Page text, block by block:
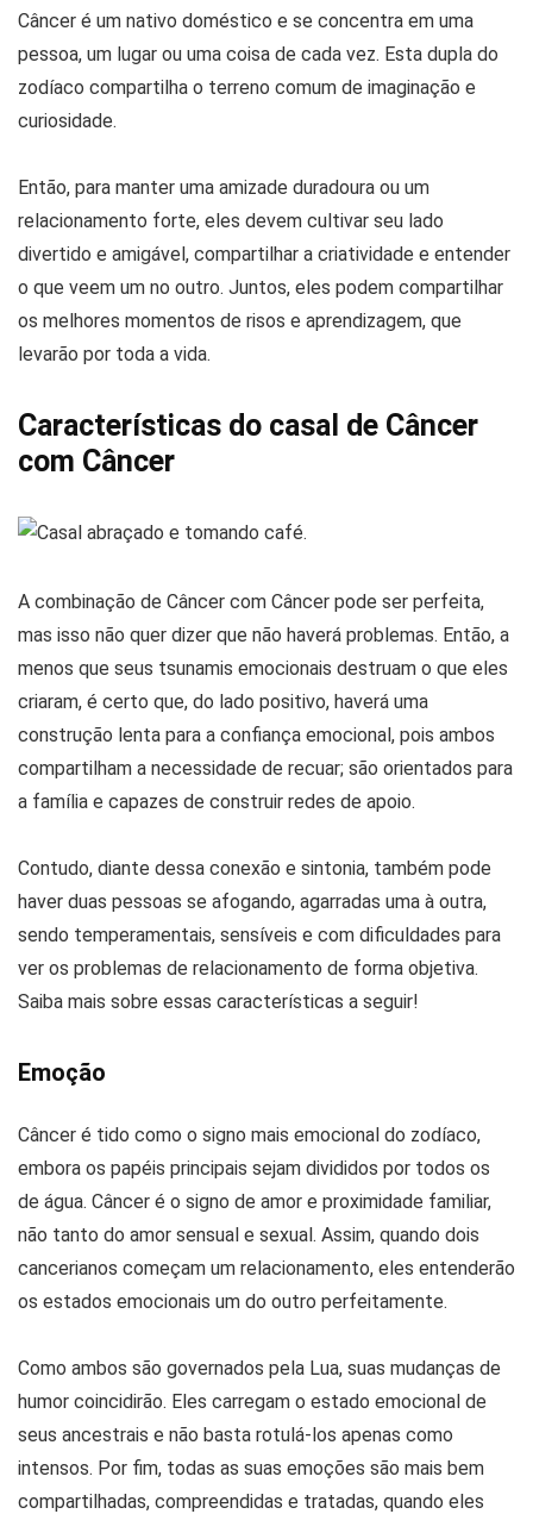
Câncer é um nativo doméstico e se concentra em uma
pessoa, um lugar ou uma coisa de cada vez. Esta dupla do
zodíaco compartilha o terreno comum de imaginação e
curiosidade.
Então, para manter uma amizade duradoura ou um
relacionamento forte, eles devem cultivar seu lado
divertido e amigável, compartilhar a criatividade e entender
o que veem um no outro. Juntos, eles podem compartilhar
os melhores momentos de risos e aprendizagem, que
levarão por toda a vida.
Características do casal de Câncer
com Câncer
A combinação de Câncer com Câncer pode ser perfeita,
mas isso não quer dizer que não haverá problemas. Então, a
menos que seus tsunamis emocionais destruam o que eles
criaram, é certo que, do lado positivo, haverá uma
construção lenta para a confiança emocional, pois ambos
compartilham a necessidade de recuar; são orientados para
a família e capazes de construir redes de apoio.
Contudo, diante dessa conexão e sintonia, também pode
haver duas pessoas se afogando, agarradas uma à outra,
sendo temperamentais, sensíveis e com dificuldades para
ver os problemas de relacionamento de forma objetiva.
Saiba mais sobre essas características a seguir!
Emoção
Câncer é tido como o signo mais emocional do zodíaco,
embora os papéis principais sejam divididos por todos os
de água. Câncer é o signo de amor e proximidade familiar,
não tanto do amor sensual e sexual. Assim, quando dois
cancerianos começam um relacionamento, eles entenderão
os estados emocionais um do outro perfeitamente.
Como ambos são governados pela Lua, suas mudanças de
humor coincidirão. Eles carregam o estado emocional de
seus ancestrais e não basta rotulá-los apenas como
intensos. Por fim, todas as suas emoções são mais bem
compartilhadas, compreendidas e tratadas, quando eles